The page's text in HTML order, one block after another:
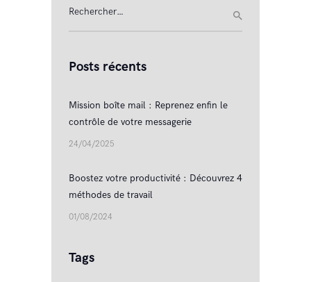
Rechercher :
Posts récents
Mission boîte mail : Reprenez enfin le
contrôle de votre messagerie
24/04/2025
Boostez votre productivité : Découvrez 4
méthodes de travail
01/08/2024
Tags